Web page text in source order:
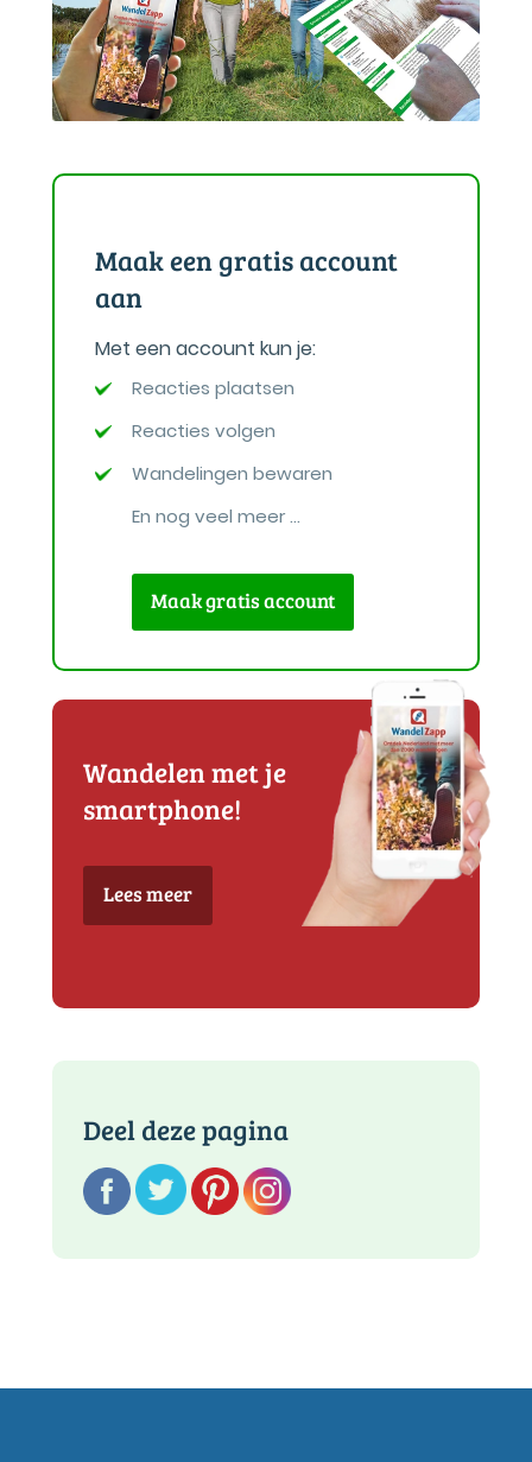
Maak een gratis account
aan
Met een account kun je:
Reacties plaatsen
Reacties volgen
Wandelingen bewaren
En nog veel meer ...
Maak gratis account
Wandelen met je
smartphone!
Lees meer
Deel deze pagina